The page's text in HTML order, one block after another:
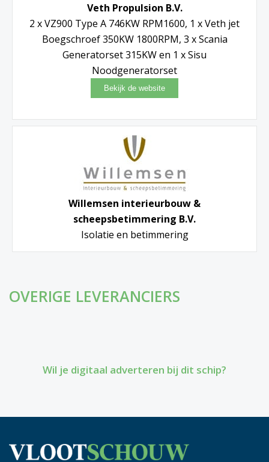
Veth Propulsion B.V.
2 x VZ900 Type A 746KW RPM1600, 1 x Veth jet
Boegschroef 350KW 1800RPM, 3 x Scania
Generatorset 315KW en 1 x Sisu
Noodgeneratorset
Willemsen interieurbouw &
scheepsbetimmering B.V.
Isolatie en betimmering
OVERIGE LEVERANCIERS
Wil je digitaal adverteren bij dit schip?